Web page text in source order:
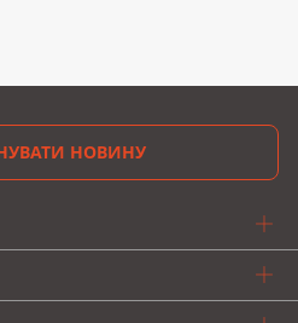
НОВИНУ